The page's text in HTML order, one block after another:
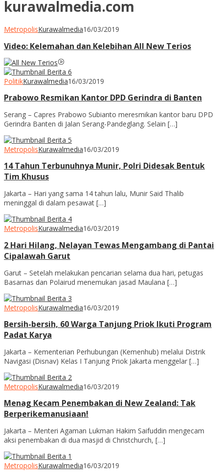
kurawalmedia.com
MetropolisKurawalmedia16/03/2019
Video: Kelemahan dan Kelebihan All New Terios
PolitikKurawalmedia16/03/2019
Prabowo Resmikan Kantor DPD Gerindra di Banten
Serang – Capres Prabowo Subianto meresmikan kantor baru DPD
Gerindra Banten di Jalan Serang-Pandeglang. Selain […]
MetropolisKurawalmedia16/03/2019
14 Tahun Terbunuhnya Munir, Polri Didesak Bentuk
Tim Khusus
Jakarta – Hari yang sama 14 tahun lalu, Munir Said Thalib
meninggal di dalam pesawat […]
MetropolisKurawalmedia16/03/2019
2 Hari Hilang, Nelayan Tewas Mengambang di Pantai
Cipalawah Garut
Garut – Setelah melakukan pencarian selama dua hari, petugas
Basarnas dan Polairud menemukan jasad Maulana […]
MetropolisKurawalmedia16/03/2019
Bersih-bersih, 60 Warga Tanjung Priok Ikuti Program
Padat Karya
Jakarta – Kementerian Perhubungan (Kemenhub) melalui Distrik
Navigasi (Disnav) Kelas I Tanjung Priok Jakarta menggelar […]
MetropolisKurawalmedia16/03/2019
Menag Kecam Penembakan di New Zealand: Tak
Berperikemanusiaan!
Jakarta – Menteri Agaman Lukman Hakim Saifuddin mengecam
aksi penembakan di dua masjid di Christchurch, […]
MetropolisKurawalmedia16/03/2019